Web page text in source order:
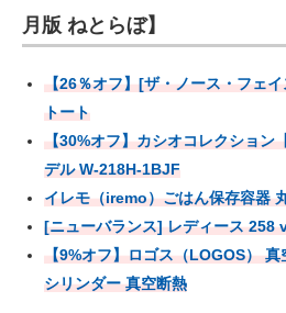
月版 ねとらぼ】
【26％オフ】[ザ・ノース・フェ
トート
【30%オフ】カシオコレクション
デル W-218H-1BJF
イレモ（iremo）ごはん保存容器
[ニューバランス] レディース 258
【9%オフ】ロゴス（LOGOS）
シリンダー 真空断熱